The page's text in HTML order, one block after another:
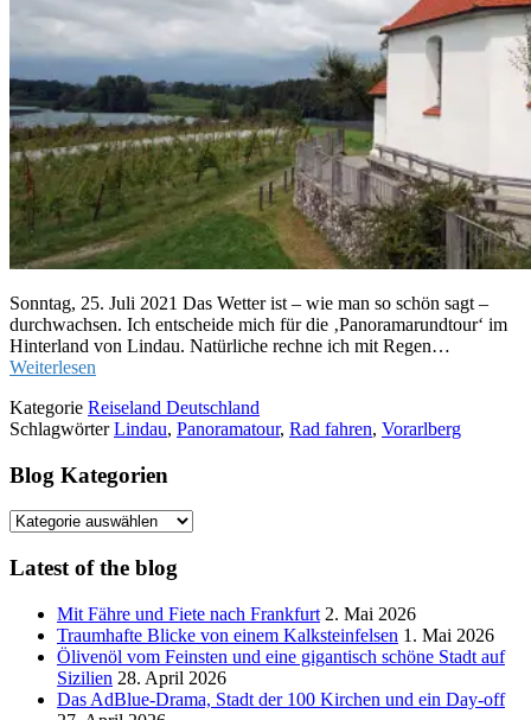
Sonntag, 25. Juli 2021 Das Wetter ist – wie man so schön sagt –
durchwachsen. Ich entscheide mich für die ‚Panoramarundtour‘ im
Hinterland von Lindau. Natürliche rechne ich mit Regen…
Weiterlesen
Kategorie Reiseland Deutschland
SchlagwörterLindau, Panoramatour, Rad fahren, Vorarlberg
Blog Kategorien
Blog
Latest of the blog
Mit Fähre und Fiete nach Frankfurt 2. Mai 2026
Traumhafte Blicke von einem Kalksteinfelsen 1. Mai 2026
Ölivenöl vom Feinsten und eine gigantisch schöne Stadt auf
Sizilien 28. April 2026
Das AdBlue-Drama, Stadt der 100 Kirchen und ein Day-off